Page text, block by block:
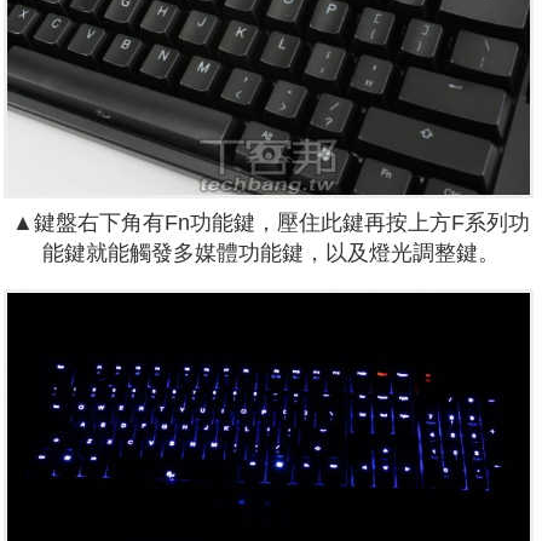
▲鍵盤右下角有Fn功能鍵，壓住此鍵再按上方F系列功
能鍵就能觸發多媒體功能鍵，以及燈光調整鍵。